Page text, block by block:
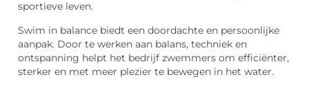
sportieve leven.
Swim in balance biedt een doordachte en persoonlijke
aanpak. Door te werken aan balans, techniek en
ontspanning helpt het bedrijf zwemmers om efficiënter,
sterker en met meer plezier te bewegen in het water.